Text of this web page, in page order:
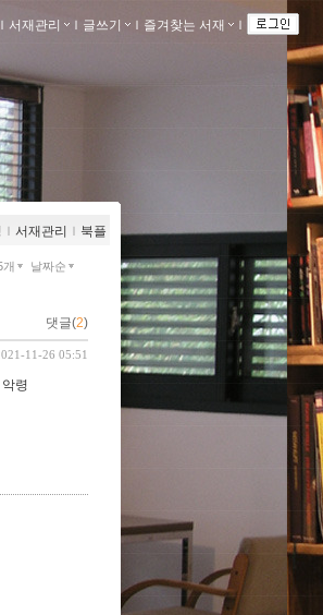
ｌ 서재관리 ｌ 글쓰기 ｌ 즐겨찾는 서재 ｌ
ｌ 서재관리 ｌ 북플
개 날짜순
댓글(2)
11-26 05:51
령